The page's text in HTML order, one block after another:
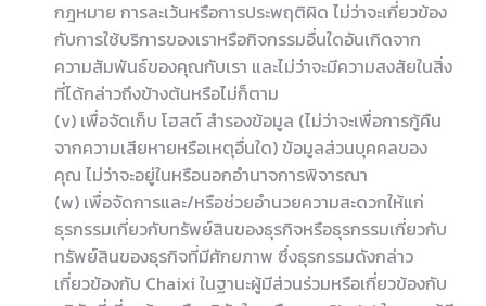
กฎหมาย การละเว้นหรือการประพฤติผิด ไม่ว่าจะเกี่ยวข้อง
กับการใช้บริการของเราหรือกิจกรรมอื่นใดอันเกิดจาก
ความสัมพันธ์ของคุณกับเรา และไม่ว่าจะมีความสงสัยในสิ่ง
ที่ได้กล่าวถึงข้างต้นหรือไม่ก็ตาม
(v) เพื่อจัดเก็บ โฮสต์ สำรองข้อมูล (ไม่ว่าจะเพื่อการกู้คืน
จากความเสียหายหรือเหตุอื่นใด) ข้อมูลส่วนบุคคลของ
คุณ ไม่ว่าจะอยู่ในหรือนอกอำนาจการพิจารณา
(w) เพื่อจัดการและ/หรือช่วยอำนวยความสะดวกให้แก่
ธุรกรรมเกี่ยวกับทรัพย์สินของธุรกิจหรือธุรกรรมเกี่ยวกับ
ทรัพย์สินของธุรกิจที่มีศักยภาพ ซึ่งธุรกรรมดังกล่าว
เกี่ยวข้องกับ Chaixi ในฐานะผู้มีส่วนร่วมหรือเกี่ยวข้องกับ